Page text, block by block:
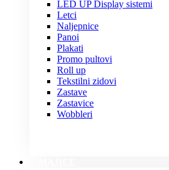
LED UP Display sistemi
Letci
Naljepnice
Panoi
Plakati
Promo pultovi
Roll up
Tekstilni zidovi
Zastave
Zastavice
Wobbleri